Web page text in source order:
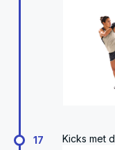
17 Kicks met